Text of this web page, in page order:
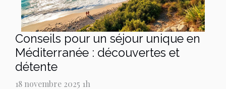
Conseils pour un séjour unique en
Méditerranée : découvertes et
détente
18 novembre 2025 1h